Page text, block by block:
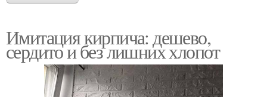
Имитация кирпича: дешево,
сердито и без лишних хлопот